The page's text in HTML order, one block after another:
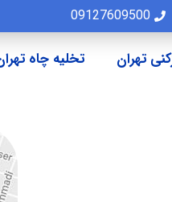
09127609500
تهران تخلیه چاه